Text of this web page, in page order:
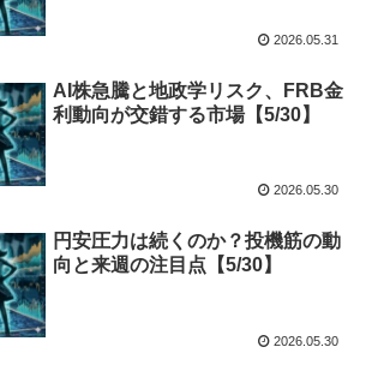
2026.05.31
AI株急騰と地政学リスク、FRB金
利動向が交錯する市場【5/30】
2026.05.30
円安圧力は続くのか？投機筋の動
向と来週の注目点【5/30】
2026.05.30